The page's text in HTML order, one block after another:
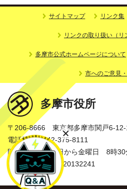
サイトマップ リンク集
リンクの取り扱い（リ
多摩市公式ホームページについて
市へのご意見
多摩市役所
〒206-8666 東京都多摩市関戸6-12-
電話番号：042-375-8111
開庁時間：月曜日から金曜日 8時30
法人番号：3000020132241